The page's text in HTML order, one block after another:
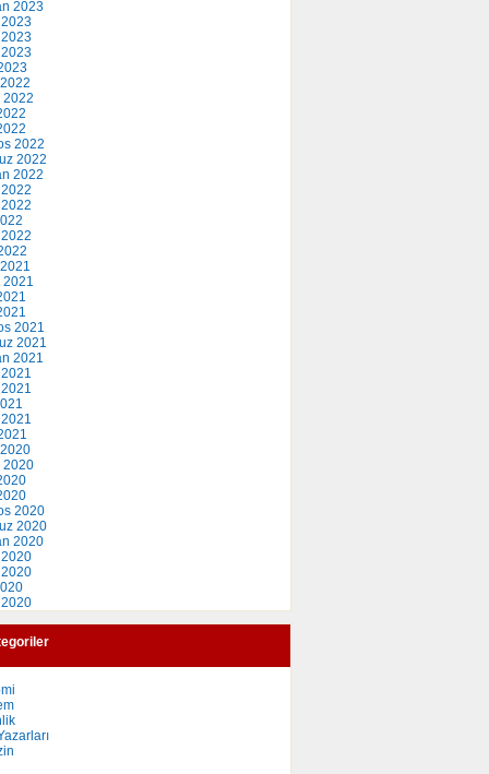
2023
2023
2022
2022
2022
2022
2022
2021
2021
2021
2021
2021
2020
2020
2020
2020
2020